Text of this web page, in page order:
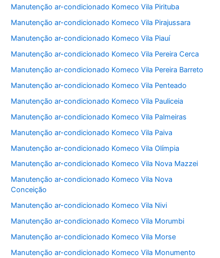
Manutenção ar-condicionado Komeco Vila Pirituba
Manutenção ar-condicionado Komeco Vila Pirajussara
Manutenção ar-condicionado Komeco Vila Piauí
Manutenção ar-condicionado Komeco Vila Pereira Cerca
Manutenção ar-condicionado Komeco Vila Pereira Barreto
Manutenção ar-condicionado Komeco Vila Penteado
Manutenção ar-condicionado Komeco Vila Pauliceia
Manutenção ar-condicionado Komeco Vila Palmeiras
Manutenção ar-condicionado Komeco Vila Paiva
Manutenção ar-condicionado Komeco Vila Olímpia
Manutenção ar-condicionado Komeco Vila Nova Mazzei
Manutenção ar-condicionado Komeco Vila Nova
Conceição
Manutenção ar-condicionado Komeco Vila Nivi
Manutenção ar-condicionado Komeco Vila Morumbi
Manutenção ar-condicionado Komeco Vila Morse
Manutenção ar-condicionado Komeco Vila Monumento